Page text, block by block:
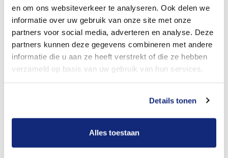
en om ons websiteverkeer te analyseren. Ook delen we
informatie over uw gebruik van onze site met onze
partners voor social media, adverteren en analyse. Deze
partners kunnen deze gegevens combineren met andere
informatie die u aan ze heeft verstrekt of die ze hebben
verzameld op basis van uw gebruik van hun services.
Details tonen
Alles toestaan